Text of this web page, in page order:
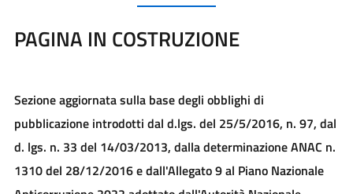
PAGINA IN COSTRUZIONE
Sezione aggiornata sulla base degli obblighi di
pubblicazione introdotti dal d.lgs. del 25/5/2016, n. 97, dal
d. lgs. n. 33 del 14/03/2013, dalla determinazione ANAC n.
1310 del 28/12/2016 e dall'Allegato 9 al Piano Nazionale